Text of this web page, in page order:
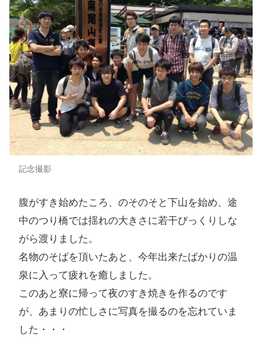
記念撮影
腹がすき始めたころ、のそのそと下山を始め、途
中のつり橋では揺れの大きさに若干びっくりしな
がら渡りました。
名物のそばを頂いたあと、今年出来たばかりの温
泉に入って疲れを癒しました。
このあと寮に帰って夜のすき焼きを作るのです
が、あまりの忙しさに写真を撮るのを忘れていま
した・・・